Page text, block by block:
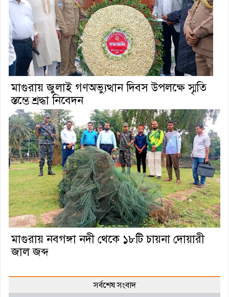
মাগুরায় জুলাই গণঅভ্যুত্থান দিবস উপলক্ষে স্মৃতি
স্তম্ভে শ্রদ্ধা নিবেদন
মাগুরায় নবগঙ্গা নদী থেকে ১৮টি চায়না দোয়ারী
জাল জব্দ
সর্বশেষ সংবাদ